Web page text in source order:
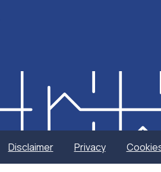
Disclaimer Privacy